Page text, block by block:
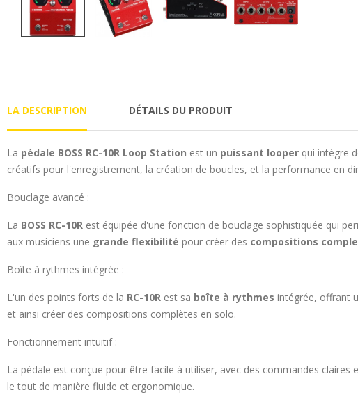
LA DESCRIPTION DÉTAILS DU PRODUIT
La pédale BOSS RC-10R Loop Station est un puissant looper qui intègre
créatifs pour l'enregistrement, la création de boucles, et la performance en
Bouclage avancé :
La BOSS RC-10R est équipée d'une fonction de bouclage sophistiquée qui
aux musiciens une grande flexibilité pour créer des compositions
Boîte à rythmes intégrée :
L'un des points forts de la RC-10R est sa boîte à rythmes intégrée, offrant
et ainsi créer des compositions complètes en solo.
Fonctionnement intuitif :
La pédale est conçue pour être facile à utiliser, avec des commandes
le tout de manière fluide et ergonomique.